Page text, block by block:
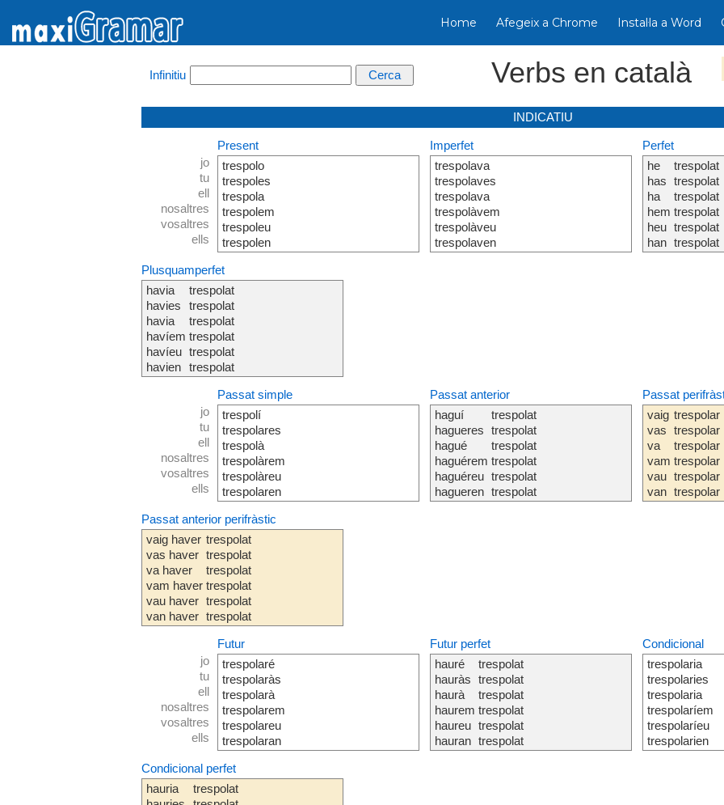
Home Afegeix a Chrome Instal·la a Word
Infinitiu Verbs en català
INDICATIU
jo
tu
ell
nosaltres
vosaltres
ells
Present
trespolo
trespoles
trespola
trespolem
trespoleu
trespolen
Imperfet
trespolava
trespolaves
trespolava
trespolàvem
trespolàveu
trespolaven
Perfet
he
has
ha
hem
heu
han
trespolat
trespolat
trespolat
trespolat
trespolat
trespolat
Plusquamperfet
havia
havies
havia
havíem
havíeu
havien
trespolat
trespolat
trespolat
trespolat
trespolat
trespolat
jo
tu
ell
nosaltres
vosaltres
ells
Passat simple
trespolí
trespolares
trespolà
trespolàrem
trespolàreu
trespolaren
Passat anterior
haguí
hagueres
hagué
haguérem
haguéreu
hagueren
trespolat
trespolat
trespolat
trespolat
trespolat
trespolat
Passat
vaig
vas
va
vam
vau
van
trespolar
trespolar
trespolar
trespolar
trespolar
trespolar
Passat anterior perifràstic
vaig haver
vas haver
va haver
vam haver
vau haver
van haver
trespolat
trespolat
trespolat
trespolat
trespolat
trespolat
jo
tu
ell
nosaltres
vosaltres
ells
Futur
trespolaré
trespolaràs
trespolarà
trespolarem
trespolareu
trespolaran
Futur perfet
hauré
hauràs
haurà
haurem
haureu
hauran
trespolat
trespolat
trespolat
trespolat
trespolat
trespolat
Condicional
trespolaria
trespolaries
trespolaria
trespolaríem
trespolaríeu
trespolarien
Condicional perfet
hauria
trespolat